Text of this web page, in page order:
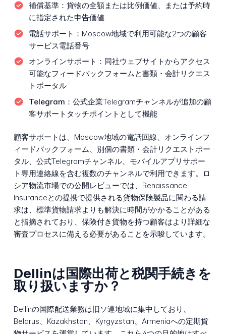
補償基準： 貨物の全額または比例価値、または予約時
に指定された申告価値
電話サポート： Moscow地域で利用可能な2つの顧客
サービス電話番号
オンラインサポート： 同社ウェブサイトからアクセス
可能なフィードバックフォームと書類・会計リクエス
トポータル
Telegram： 公式企業Telegramチャンネルが追加の顧
客サポートタッチポイントとして機能
顧客サポートは、Moscow地域の電話回線、オンラインフ
ィードバックフォーム、別個の書類・会計リクエストポー
タル、公式Telegramチャンネル、モバイルアプリサポー
ト専用連絡線を含む複数のチャンネルで利用できます。ロ
シア物流市場での公開レビューでは、Renaissance
Insuranceとの提携で提供される貨物保険製品に関わる請
求は、標準貨物請求よりも解決に時間がかかることがある
と指摘されており、保険付き貨物を持つ顧客はより詳細な
審査プロセスに備える必要があることを示唆しています。
Dellinは国際出荷と税関手続きを
取り扱いますか？
Dellinの国際配送業務は旧ソ連地域に集中しており、
Belarus、Kazakhstan、Kyrgyzstan、Armeniaへの定期貨